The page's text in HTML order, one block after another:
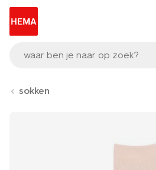
waar ben je naar op zoek?
sokken